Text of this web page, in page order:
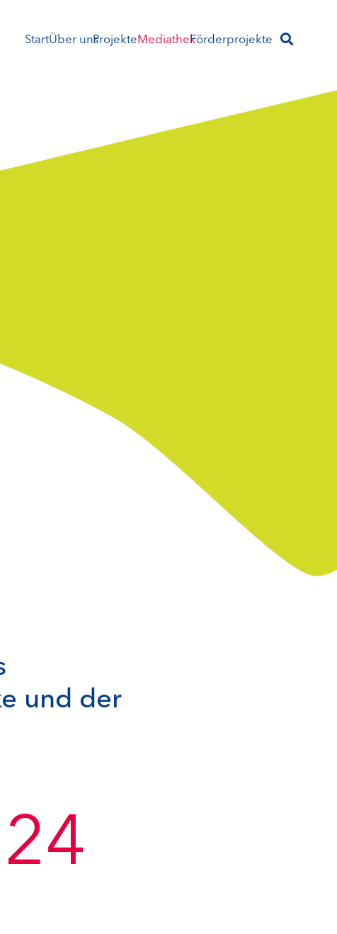
StartÜber unsProjekteMediathekFörderprojekte
und der